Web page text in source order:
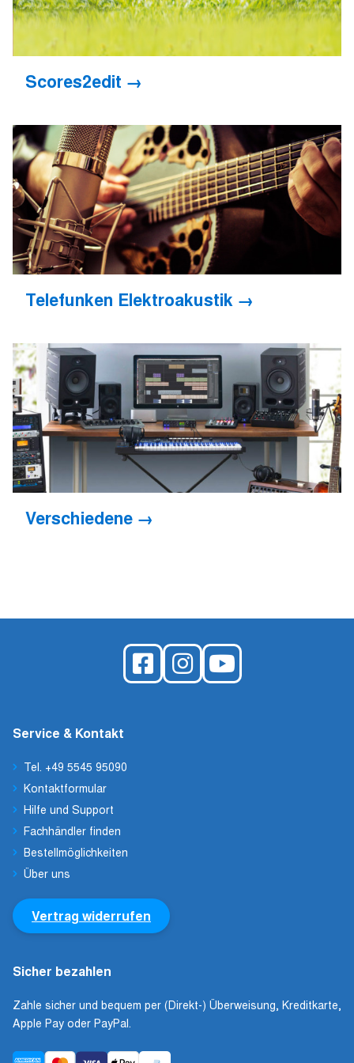
Scores2edit
Telefunken Elektroakustik
Verschiedene
Service & Kontakt
Tel. +49 5545 95090
Kontaktformular
Hilfe und Support
Fachhändler finden
Bestellmöglichkeiten
Über uns
Vertrag widerrufen
Sicher bezahlen
Zahle sicher und bequem per (Direkt-) Überweisung, Kreditkarte,
Apple Pay oder PayPal.